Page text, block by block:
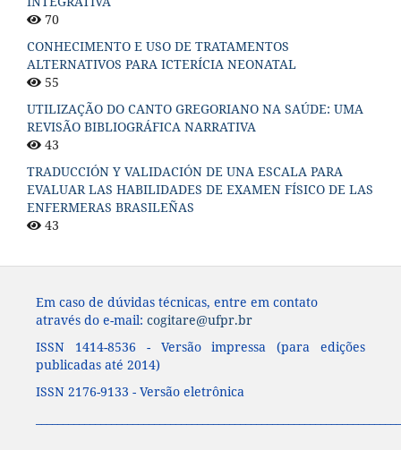
70
CONHECIMENTO E USO DE TRATAMENTOS
ALTERNATIVOS PARA ICTERÍCIA NEONATAL
55
UTILIZAÇÃO DO CANTO GREGORIANO NA SAÚDE: UMA
REVISÃO BIBLIOGRÁFICA NARRATIVA
43
TRADUCCIÓN Y VALIDACIÓN DE UNA ESCALA PARA
EVALUAR LAS HABILIDADES DE EXAMEN FÍSICO DE LAS
ENFERMERAS BRASILEÑAS
43
Em caso de dúvidas técnicas, entre em contato
através do e-mail: cogitare@ufpr.br
ISSN 1414-8536 - Versão impressa (para edições
publicadas até 2014)
ISSN 2176-9133 - Versão eletrônica